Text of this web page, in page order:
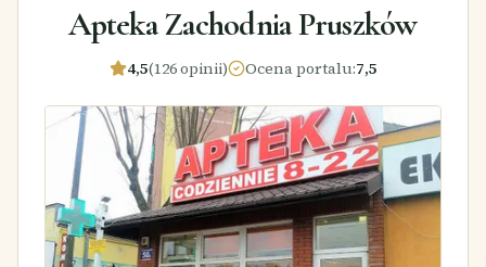
Apteka Zachodnia Pruszków
4,5(126 opinii) Ocena portalu:7,5